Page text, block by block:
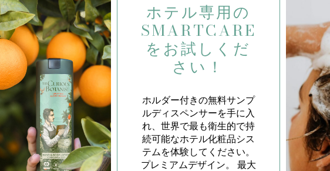
ホテル専用の
SMARTCARE
をお試しくだ
さい！
ホルダー付きの無料サンプ
ルディスペンサーを手に入
れ、世界で最も衛生的で持
続可能なホテル化粧品シス
テムを体験してください。
プレミアムデザイン。 最大